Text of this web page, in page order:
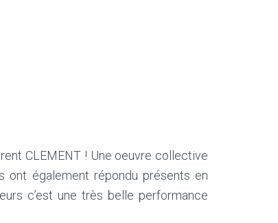
CLEMENT ! Une oeuvre collective
ont également répondu présents en
c’est une très belle performance